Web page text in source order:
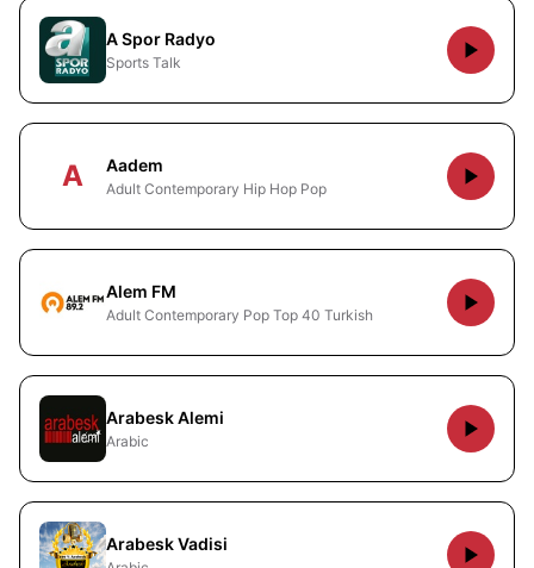
A Spor Radyo
Sports Talk
A Aadem
Adult Contemporary Hip Hop Pop
Alem FM
Adult Contemporary Pop Top 40 Turkish
Arabesk Alemi
Arabic
Arabesk Vadisi